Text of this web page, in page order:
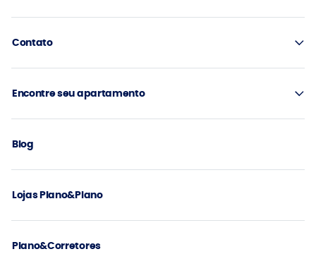
Contato
Encontre seu apartamento
Blog
Lojas Plano&Plano
Plano&Corretores